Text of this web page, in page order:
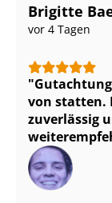
Brigitte
vor 4 Tagen
von statten.
zuverlässig